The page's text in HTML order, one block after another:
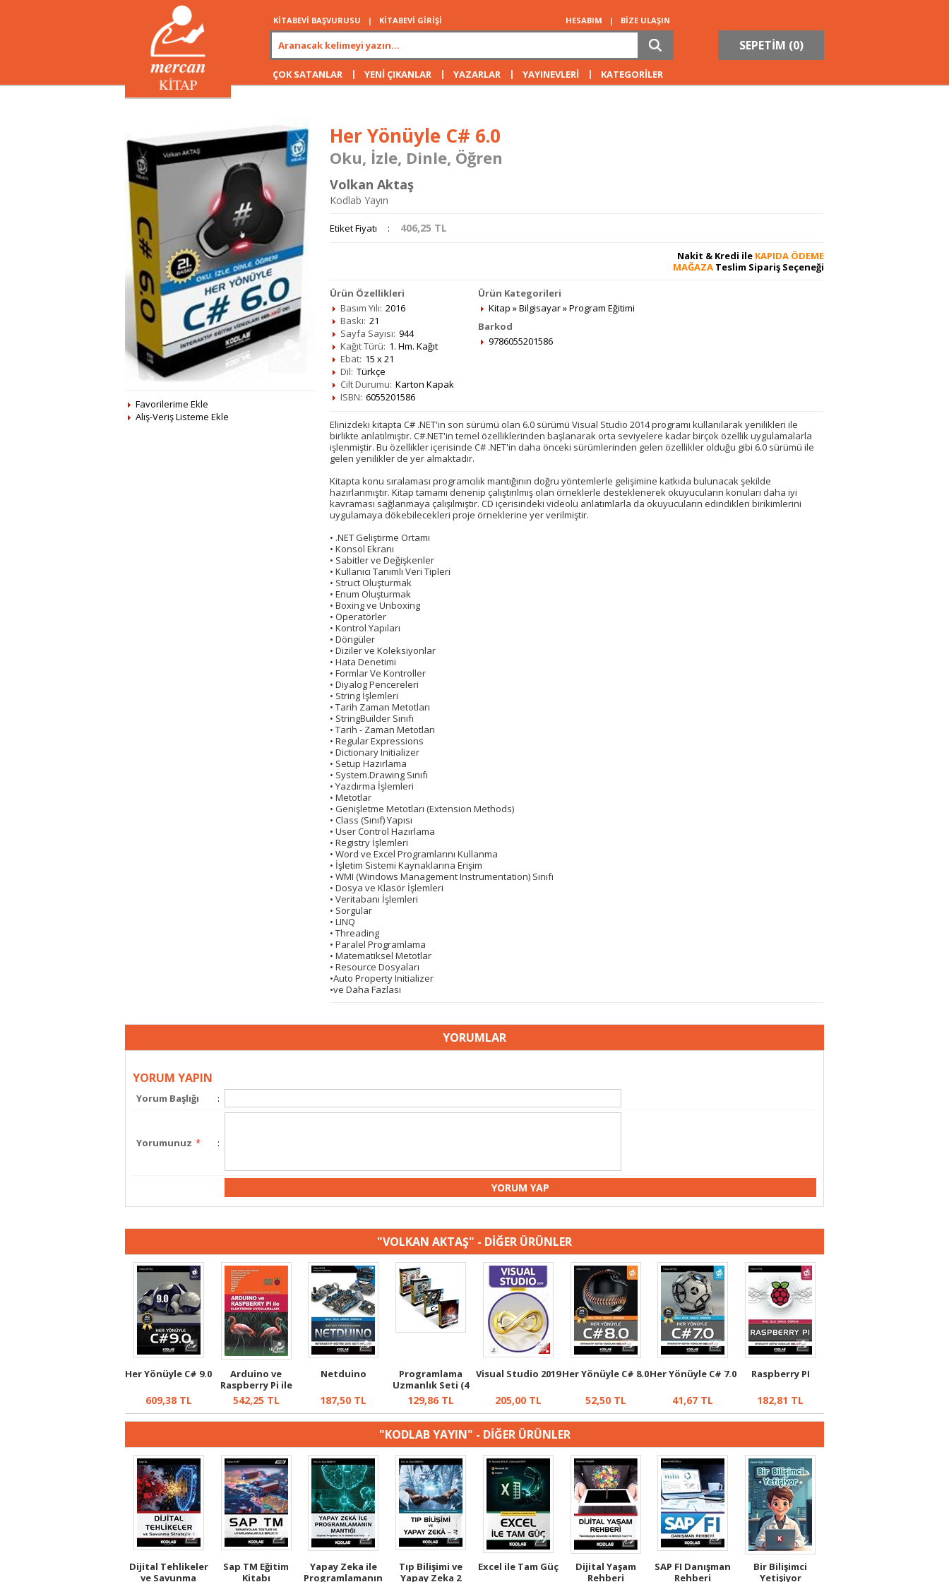
KİTABEVİ BAŞVURUSU | KİTABEVİ GİRİŞİ HESABIM | BİZE ULAŞIN
SEPETİM (0)
ÇOK SATANLAR | YENİ ÇIKANLAR | YAZARLAR | YAYINEVLERİ | KATEGORİLER
Favorilerime Ekle
Alış-Veriş Listeme Ekle
Her Yönüyle C# 6.0
Oku, İzle, Dinle, Öğren
Volkan Aktaş
Kodlab Yayın
Etiket Fiyatı : 406,25 TL
Nakit & Kredi ile KAPIDA ÖDEME
MAĞAZA Teslim Sipariş Seçeneği
Ürün Özellikleri
Basım Yılı: 2016
Baskı: 21
Sayfa Sayısı: 944
Kağıt Türü: 1. Hm. Kağıt
Ebat: 15 x 21
Dil: Türkçe
Cilt Durumu: Karton Kapak
ISBN: 6055201586
Ürün Kategorileri
Kitap »Bilgisayar»Program Eğitimi
Barkod
9786055201586
Elinizdeki kitapta C# .NET'in son sürümü olan 6.0 sürümü Visual Studio 2014 programı kullanılarak yenilikleri ile
birlikte anlatılmıştır. C#.NET'in temel özelliklerinden başlanarak orta seviyelere kadar birçok özellik uygulamalarla
işlenmiştir. Bu özellikler içerisinde C# .NET'in daha önceki sürümlerinden gelen özellikler olduğu gibi 6.0 sürümü ile
gelen yenilikler de yer almaktadır.
Kitapta konu sıralaması programcılık mantığının doğru yöntemlerle gelişimine katkıda bulunacak şekilde
hazırlanmıştır. Kitap tamamı denenip çalıştırılmış olan örneklerle desteklenerek okuyucuların konuları daha iyi
kavraması sağlanmaya çalışılmıştır. CD içerisindeki videolu anlatımlarla da okuyucuların edindikleri birikimlerini
uygulamaya dökebilecekleri proje örneklerine yer verilmiştir.
• .NET Geliştirme Ortamı
• Konsol Ekranı
• Sabitler ve Değişkenler
• Kullanıcı Tanımlı Veri Tipleri
• Struct Oluşturmak
• Enum Oluşturmak
• Boxing ve Unboxing
• Operatörler
• Kontrol Yapıları
• Döngüler
• Diziler ve Koleksiyonlar
• Hata Denetimi
• Formlar Ve Kontroller
• Diyalog Pencereleri
• String İşlemleri
• Tarih Zaman Metotları
• StringBuilder Sınıfı
• Tarih - Zaman Metotları
• Regular Expressions
• Dictionary Initializer
• Setup Hazırlama
• System.Drawing Sınıfı
• Yazdırma İşlemleri
• Metotlar
• Genişletme Metotları (Extension Methods)
• Class (Sınıf) Yapısı
• User Control Hazırlama
• Registry İşlemleri
• Word ve Excel Programlarını Kullanma
• İşletim Sistemi Kaynaklarına Erişim
• WMI (Windows Management Instrumentation) Sınıfı
• Dosya ve Klasör İşlemleri
• Veritabanı İşlemleri
• Sorgular
• LINQ
• Threading
• Paralel Programlama
• Matematiksel Metotlar
• Resource Dosyaları
•Auto Property Initializer
•ve Daha Fazlası
YORUMLAR
YORUM YAPIN
Yorum Başlığı :
Yorumunuz * :
"VOLKAN AKTAŞ" - DİĞER ÜRÜNLER
Her Yönüyle C# 9.0
609,38TL
Arduino ve
Raspberry Pi ile
Elektronik U...
542,25 TL
Netduino
187,50 TL
Programlama
Uzmanlık Seti (4
Kitap Takım...
129,86 TL
Visual Studio 2019
205,00TL
Her Yönüyle C# 8.0
52,50TL
Her Yönüyle C# 7.0
41,67 TL
Raspberry PI
182,81 TL
"KODLAB YAYIN" - DİĞER ÜRÜNLER
Dijital Tehlikeler
ve Savunma
Sap TM Eğitim
Kitabı
Yapay Zeka ile
Programlamanın
Tıp Bilişimi ve
Yapay Zeka 2
Excel ile Tam Güç
Dijital Yaşam
Rehberi
SAP FI Danışman
Rehberi
Bir Bilişimci
Yetişiyor